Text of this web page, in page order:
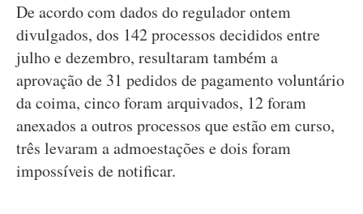
De acordo com dados do regulador ontem
divulgados, dos 142 processos decididos entre
julho e dezembro, resultaram também a
aprovação de 31 pedidos de pagamento voluntário
da coima, cinco foram arquivados, 12 foram
anexados a outros processos que estão em curso,
três levaram a admoestações e dois foram
impossíveis de notificar.